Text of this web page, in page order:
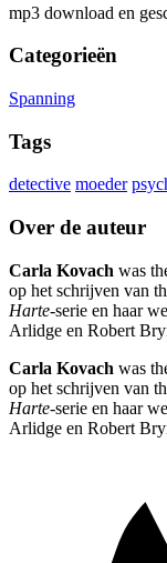
mp3 download en
Categorieën
Spanning
Tags
detective moeder
Over de auteur
Carla Kovach was
op het schrijven van
Harte-serie en haar
Arlidge en Robert
Carla Kovach was
op het schrijven van
Harte-serie en haar
Arlidge en Robert